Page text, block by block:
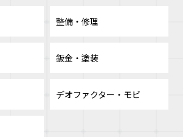
整備・修理
鈑金・塗装
デオファクター・モビ